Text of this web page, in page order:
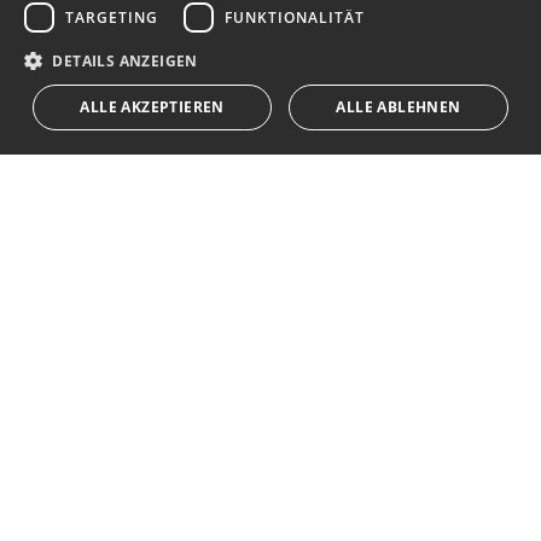
Ich akzeptiere die
Wir weisen Sie darauf hin, dass alle auf diese Weise erhaltenen
persönlichen Daten, ...Erweitert
TARGETING FUNKTIONALITÄT
DETAILS ANZEIGEN
ALLE AKZEPTIEREN ALLE ABLEHNEN